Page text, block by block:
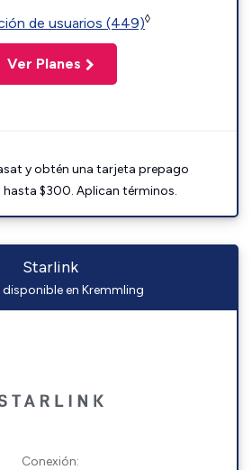
de usuarios (449)◊
Ver Planes
y obtén una tarjeta prepago
$300. Aplican términos.
Starlink
en Kremmling
Conexión: